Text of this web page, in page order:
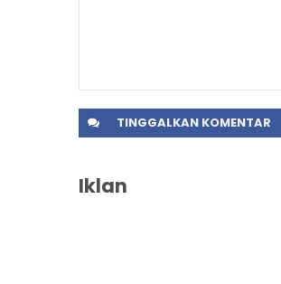
TINGGALKAN KOMENTAR
Iklan